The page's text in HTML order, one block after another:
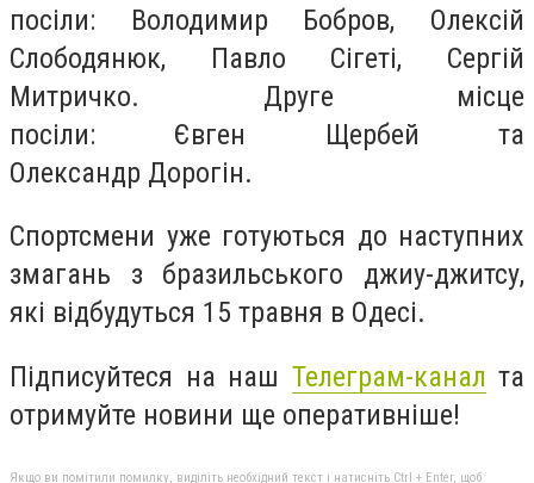
посіли: Володимир Бобров, Олексій
Слободянюк, Павло Сігеті, Сергій
Митричко. Друге місце
посіли: Євген Щербей та
Олександр Дорогін.
Спортсмени уже готуються до наступних
змагань з бразильського джиу-джитсу,
які відбудуться 15 травня в Одесі.
Підписуйтеся на наш Телеграм-канал та
отримуйте новини ще оперативніше!
Якщо ви помітили помилку, виділіть необхідний текст і натисніть Ctrl + Enter, щоб